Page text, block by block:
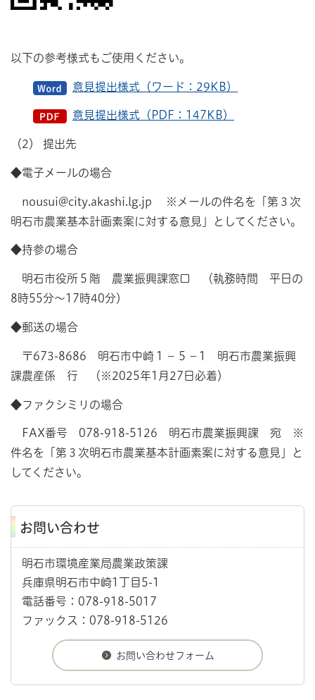
以下の参考様式もご使用ください。
意見提出様式（ワード：29KB）
意見提出様式（PDF：147KB）
（2） 提出先
◆電子メールの場合
nousui@city.akashi.lg.jp ※メールの件名を「第３次
明石市農業基本計画素案に対する意見」としてください。
◆持参の場合
明石市役所５階 農業振興課窓口 （執務時間 平日の
8時55分～17時40分）
◆郵送の場合
〒673-8686 明石市中崎１－５－1 明石市農業振興
課農産係 行 （※2025年1月27日必着）
◆ファクシミリの場合
FAX番号 078-918-5126 明石市農業振興課 宛 ※
件名を「第３次明石市農業基本計画素案に対する意見」と
してください。
お問い合わせ
明石市環境産業局農業政策課
兵庫県明石市中崎1丁目5-1
電話番号：078-918-5017
ファックス：078-918-5126